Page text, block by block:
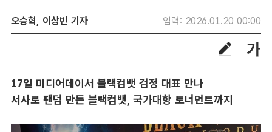
오승혁, 이상빈 기자 입력: 2026.01.20 00:00
17일 미디어데이서 블랙컴뱃 검정 대표 만나
서사로 팬덤 만든 블랙컴뱃, 국가대항 토너먼트까지